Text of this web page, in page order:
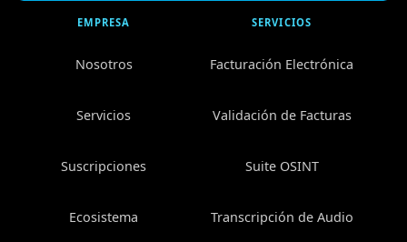
EMPRESA
Nosotros
Servicios
Suscripciones
Ecosistema
SERVICIOS
Facturación Electrónica
Validación de Facturas
Suite OSINT
Transcripción de Audio